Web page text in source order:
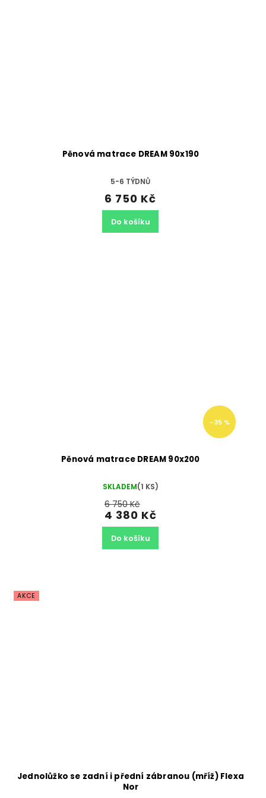
Pěnová matrace DREAM 90x190
5-6 TÝDNŮ
6 750 Kč
Do košíku
–35 %
Pěnová matrace DREAM 90x200
SKLADEM(1 KS)
6 750 Kč
4 380 Kč
Do košíku
AKCE
Jednolůžko se zadní i přední zábranou (mříž) Flexa
Nor
hodnocení
produktu